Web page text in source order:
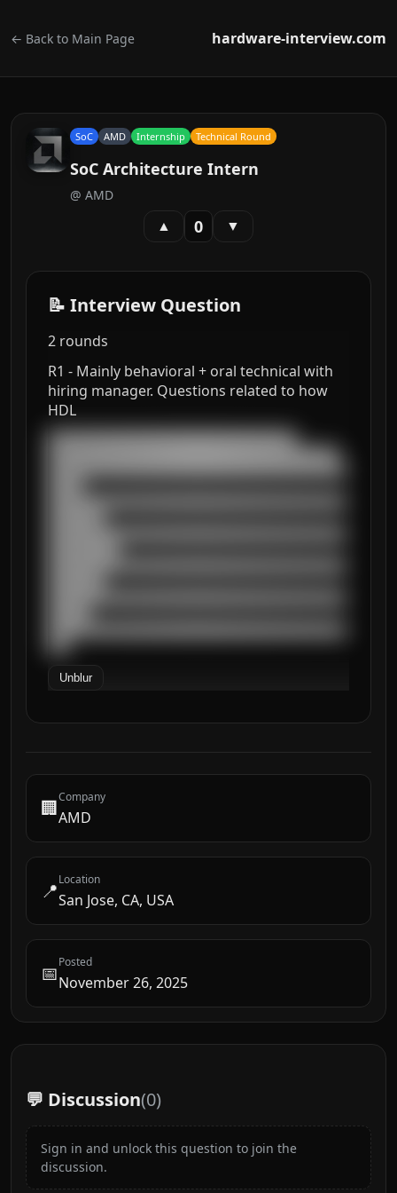
← Back to Main Page hardware-interview.com
SoC AMD Internship Technical Round
SoC Architecture Intern
@ AMD
▲ 0 ▼
📝 Interview Question
2 rounds
R1 - Mainly behavioral + oral technical with
hiring manager. Questions related to how
HDL
███████████████████████████████████
█████████████████████████████████████████
██████████████████████████████████████████
███
Unblur
🏢Company
AMD
📍Location
San Jose, CA, USA
📅Posted
November 26, 2025
💬 Discussion(0)
Sign in and unlock this question to join the
discussion.